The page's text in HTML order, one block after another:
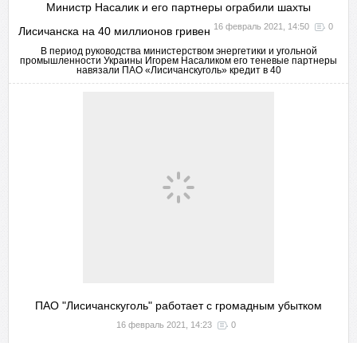
Министр Насалик и его партнеры ограбили шахты
Лисичанска на 40 миллионов гривен 16 февраль 2021, 14:50 0
В период руководства министерством энергетики и угольной
промышленности Украины Игорем Насаликом его теневые партнеры
навязали ПАО «Лисичанскуголь» кредит в 40
ПАО "Лисичанскуголь" работает с громадным убытком
16 февраль 2021, 14:23 0